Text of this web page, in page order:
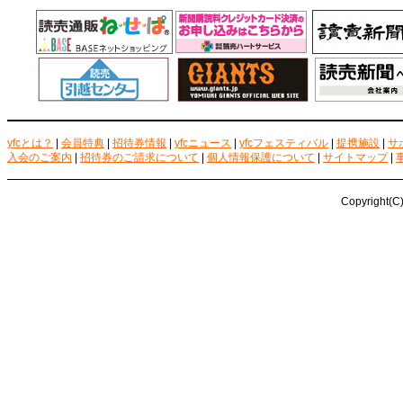
yfcとは？ 会員特典 招待券情報 yfcニュース yfcフェスティバル 提携施設
サ
入会のご案内
招待券のご請求について 個人情報保護について サイトマップ|